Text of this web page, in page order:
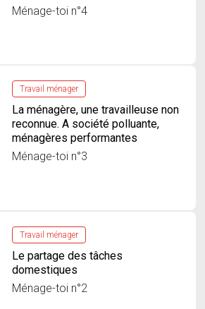
Ménage-toi n°4
Travail ménager
La ménagère, une travailleuse non
reconnue. A société polluante,
ménagères performantes
Ménage-toi n°3
Travail ménager
Le partage des tâches
domestiques
Ménage-toi n°2